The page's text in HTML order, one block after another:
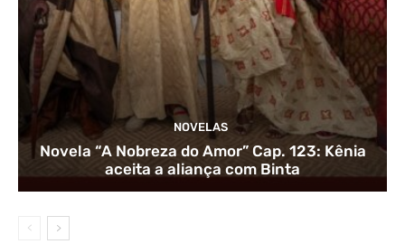
NOVELAS
Novela “A Nobreza do Amor” Cap. 123: Kênia
aceita a aliança com Binta